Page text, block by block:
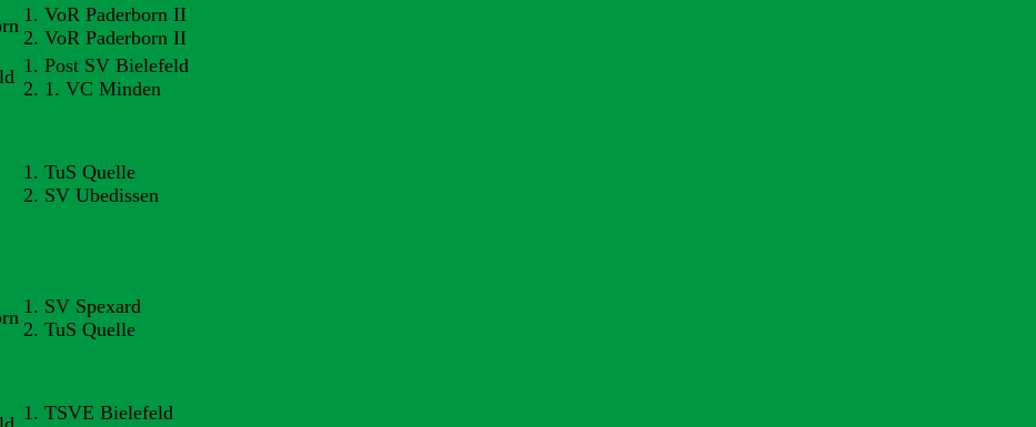
1. VoR Paderborn II
2. VoR Paderborn II
1. Post SV Bielefeld
2. 1. VC Minden
1. TuS Quelle
2. SV Ubedissen
1. SV Spexard
2. TuS Quelle
1. TSVE Bielefeld